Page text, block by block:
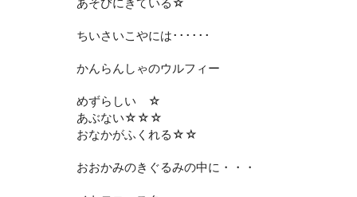
ちいさいこやには･･････
かんらんしゃのウルフィー
めずらしい ☆
あぶない☆☆☆
おなかがふくれる☆☆
おおかみのきぐるみの中に・・・